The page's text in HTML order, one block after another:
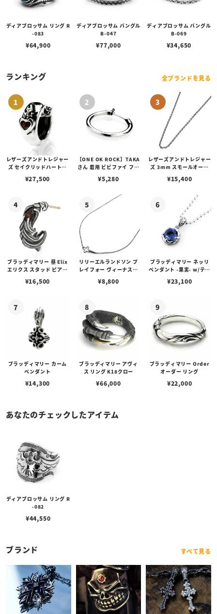
ディアブロッサム リング R
-083
¥64,900
ディアブロッサム バングル
B-047
¥77,000
ディアブロッサム バングル
B-069
¥34,650
ランキング 全ブランドを見る
レザーズアンドトレジャー
ズ セイクリッドハートピ
¥27,500
【ONE OK ROCK】TAKA
さん 着用 ビビファイ フー
¥5,280
レザーズアンドトレジャー
ズ 3mm スモールオーバ
ブスタークラスプ＆LTロ
¥15,400
ブラッディマリー 昼 Elix
エリクス スタッド ピアス
¥16,500
リリーエルランドソン プ
レイフォー ヴィーナスチ
¥8,800
ブラッディマリー ネッリ
ペンダント -果実- w/ティ
¥23,100
ブラッディマリー カーム
ペンダント
¥14,300
ブラッディマリー アヴィ
ス リング K18クロー
¥66,000
ブラッディマリー Order
オーダー リング
¥22,000
あなたのチェックしたアイテム
ディアブロッサム リング R
-082
¥44,550
ブランド すべて見る